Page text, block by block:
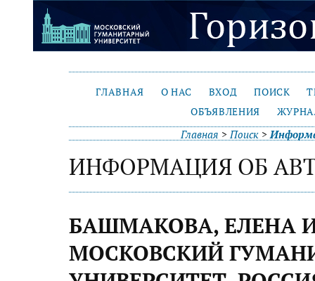
ГЛАВНАЯ О НАС ВХОД ПОИСК
ОБЪЯВЛЕНИЯ
Главная >Поиск >
ИНФОРМАЦИЯ ОБ
БАШМАКОВА, ЕЛЕНА
МОСКОВСКИЙ